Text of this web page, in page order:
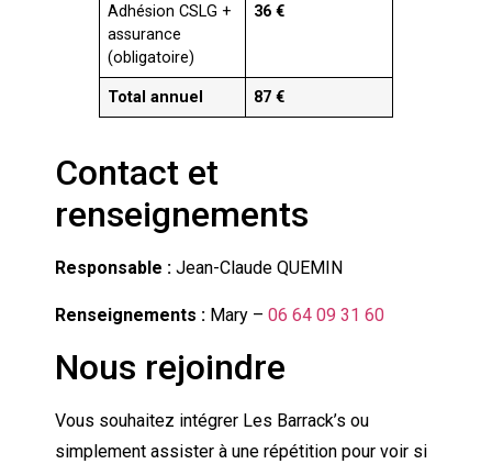
Adhésion CSLG +
assurance
(obligatoire)
36 €
Total annuel 87 €
Contact et
renseignements
Responsable : Jean-Claude QUEMIN
Renseignements : Mary – 06 64 09 31 60
Nous rejoindre
Vous souhaitez intégrer Les Barrack’s ou
simplement assister à une répétition pour voir si